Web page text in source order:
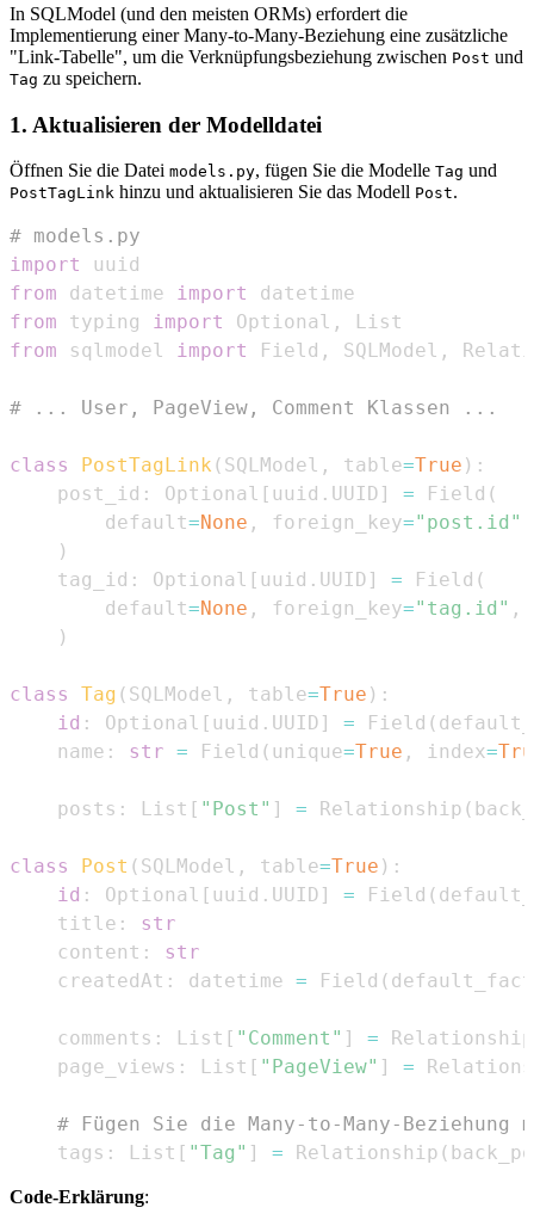
In SQLModel (und den meisten ORMs) erfordert die
Implementierung einer Many-to-Many-Beziehung eine zusätzliche
"Link-Tabelle", um die Verknüpfungsbeziehung zwischen Post und
Tag zu speichern.
1. Aktualisieren der Modelldatei
Öffnen Sie die Datei models.py, fügen Sie die Modelle Tag und
PostTagLink hinzu und aktualisieren Sie das Modell Post.
# models.py
import
from datetime import
from typing import Optional ,
from sqlmodel import Field , SQLModel ,
# ... User, PageView, Comment Klassen ...
class PostTagLink ( SQLModel , table=True ) :
    post_id
: Optional [ uuid . UUID ] = Field (
        default
=None , foreign_key="post.id"
)
    tag_id
: Optional [ uuid . UUID ] = Field (
        default
=None , foreign_key="tag.id" ,
)
class Tag ( SQLModel , table=True ) :
id : Optional [ uuid . UUID ] = Field (
    name
: str = Field ( unique=True , index=
    posts
: List [ "Post" ] = Relationship (
class Post ( SQLModel , table=True ) :
id : Optional [ uuid . UUID ] = Field (
    title
:
str
    content
:
str
    createdAt
: datetime = Field (
    comments
: List [ "Comment" ] = Relationship
    page_views
: List [ "PageView" ] =
# Fügen Sie die Many-to-Many-Beziehung
    tags
: List [ "Tag" ] = Relationship (
Code-Erklärung: